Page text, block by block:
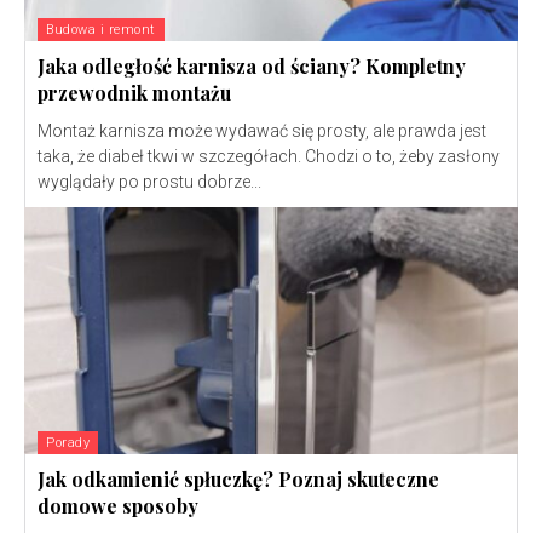
Budowa i remont
Jaka odległość karnisza od ściany? Kompletny
przewodnik montażu
Montaż karnisza może wydawać się prosty, ale prawda jest
taka, że diabeł tkwi w szczegółach. Chodzi o to, żeby zasłony
wyglądały po prostu dobrze...
Porady
Jak odkamienić spłuczkę? Poznaj skuteczne
domowe sposoby